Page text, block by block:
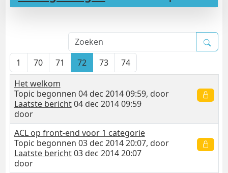
1 70 71 72 73
74
Het welkom
Topic begonnen 04 dec 2014 09:59, door
Laatste bericht04 dec 2014 09:59
door
ACL op front-end voor 1 categorie
Topic begonnen 03 dec 2014 20:07, door
Laatste bericht03 dec 2014 20:07
door